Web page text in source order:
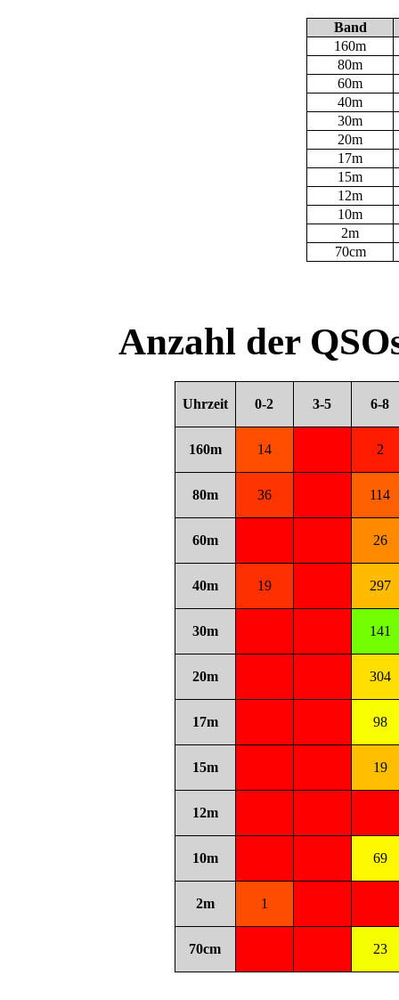
Band
160m
80m
60m
40m
30m
20m
17m
15m
12m
10m
2m
70cm
Anzahl der
Uhrzeit 0-2 3-5 6-8
160m 14 2
80m 36 114
60m 26
40m 19 297
30m 141
20m 304
17m 98
15m 19
12m
10m 69
2m 1
70cm 23